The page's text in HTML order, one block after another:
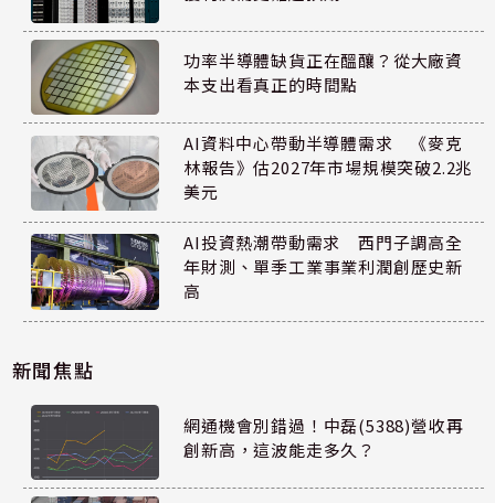
功率半導體缺貨正在醞釀？從大廠資
本支出看真正的時間點
AI資料中心帶動半導體需求 《麥克
林報告》估2027年市場規模突破2.2兆
美元
AI投資熱潮帶動需求 西門子調高全
年財測、單季工業事業利潤創歷史新
高
新聞焦點
網通機會別錯過！中磊(5388)營收再
創新高，這波能走多久？